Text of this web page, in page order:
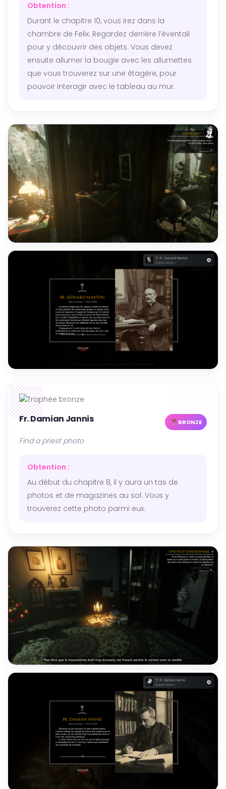
Obtention :
Durant le chapitre 10, vous irez dans la
chambre de Felix. Regardez derrière l’éventail
pour y découvrir des objets. Vous devez
ensuite allumer la bougie avec les allumettes
que vous trouverez sur une étagère, pour
pouvoir interagir avec le tableau au mur.
Fr. Damian Jannis BRONZE
Find a priest photo
Obtention :
Au début du chapitre 8, il y aura un tas de
photos et de magazines au sol. Vous y
trouverez cette photo parmi eux.